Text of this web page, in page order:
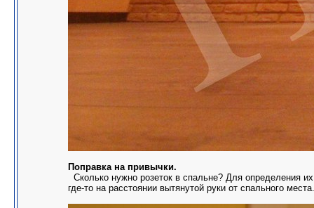
Поправка на привычки.
Сколько нужно розеток в спальне? Для определения
где-то на расстоянии вытянутой руки от спального места.